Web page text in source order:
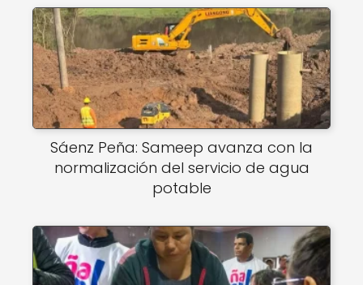
Sáenz Peña: Sameep avanza con la
normalización del servicio de agua
potable